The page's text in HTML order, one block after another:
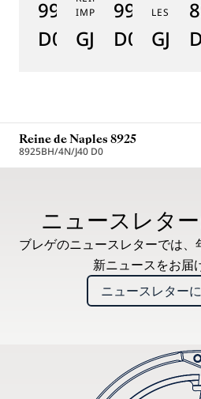
9915BB/58/964
D0
IMPÉRIALES9935BH/
D0
LES
Reine de Naples 8925
8925BH/4N/J40 D0
ニュースレタ
ブレゲのニュースレターでは
新ニュースをお届
ニュースレター